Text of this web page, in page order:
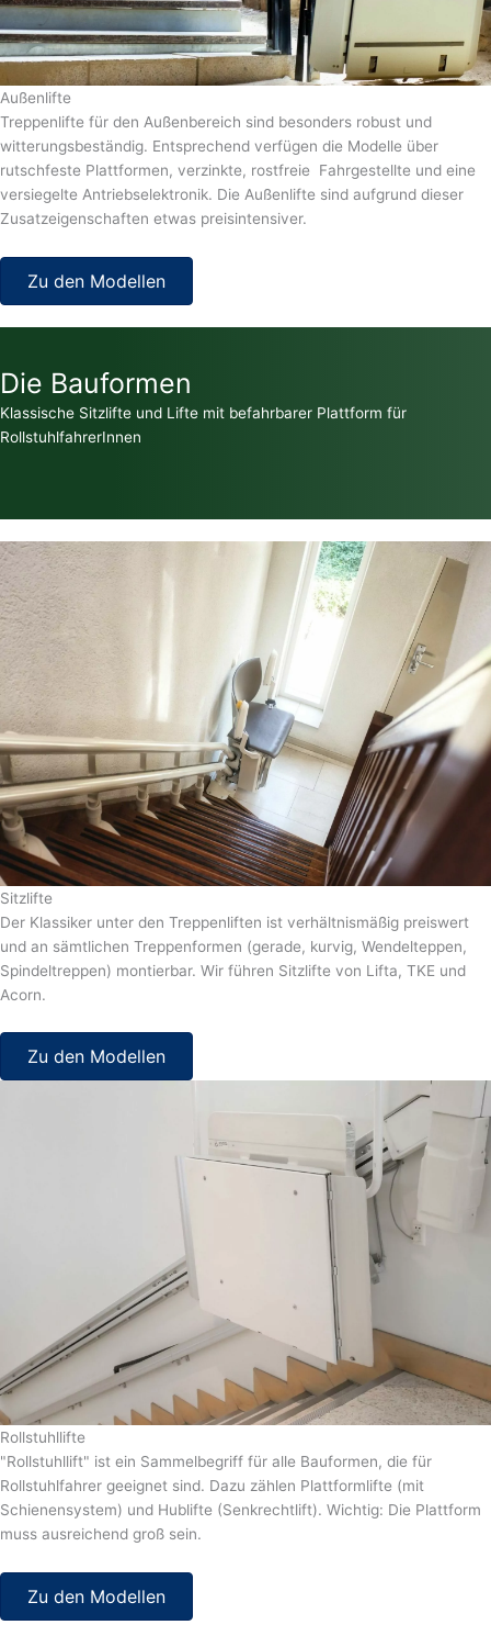
Außenlifte
Treppenlifte für den Außenbereich sind besonders robust und
witterungsbeständig. Entsprechend verfügen die Modelle über
rutschfeste Plattformen, verzinkte, rostfreie Fahrgestellte und eine
versiegelte Antriebselektronik. Die Außenlifte sind aufgrund dieser
Zusatzeigenschaften etwas preisintensiver.
Zu den Modellen
Die Bauformen
Klassische Sitzlifte und Lifte mit befahrbarer Plattform für
RollstuhlfahrerInnen
Sitzlifte
Der Klassiker unter den Treppenliften ist verhältnismäßig preiswert
und an sämtlichen Treppenformen (gerade, kurvig, Wendelteppen,
Spindeltreppen) montierbar. Wir führen Sitzlifte von Lifta, TKE und
Acorn.
Zu den Modellen
Rollstuhllifte
"Rollstuhllift" ist ein Sammelbegriff für alle Bauformen, die für
Rollstuhlfahrer geeignet sind. Dazu zählen Plattformlifte (mit
Schienensystem) und Hublifte (Senkrechtlift). Wichtig: Die Plattform
muss ausreichend groß sein.
Zu den Modellen